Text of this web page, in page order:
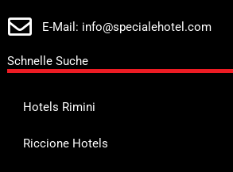
E-Mail: info@specialehotel.com
Schnelle Suche
Hotels Rimini
Riccione Hotels